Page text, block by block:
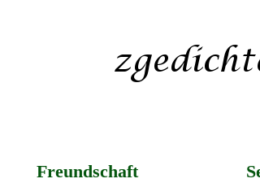
Freundschaft